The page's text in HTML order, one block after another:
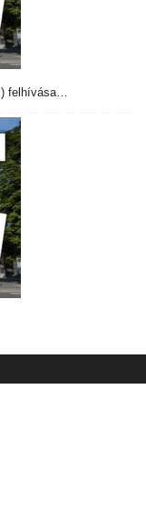
felhívása…